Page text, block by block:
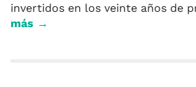
invertidos en los veinte años de
más →